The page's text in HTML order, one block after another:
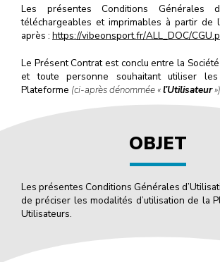
Les présentes Conditions Générales
téléchargeables et imprimables à partir de
après : https://vibeonsport.fr/ALL_DOC/
Le Présent Contrat est conclu entre la
et toute personne souhaitant utiliser
Plateforme (ci-après dénommée «l’Utilisateur»)
OBJET
Les présentes Conditions Générales
de préciser les modalités d’utilisation de la
Utilisateurs.